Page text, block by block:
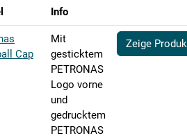
Info
Cap
Mit
gesticktem
PETRONAS
Logo vorne
und
gedrucktem
PETRONAS
Zeige